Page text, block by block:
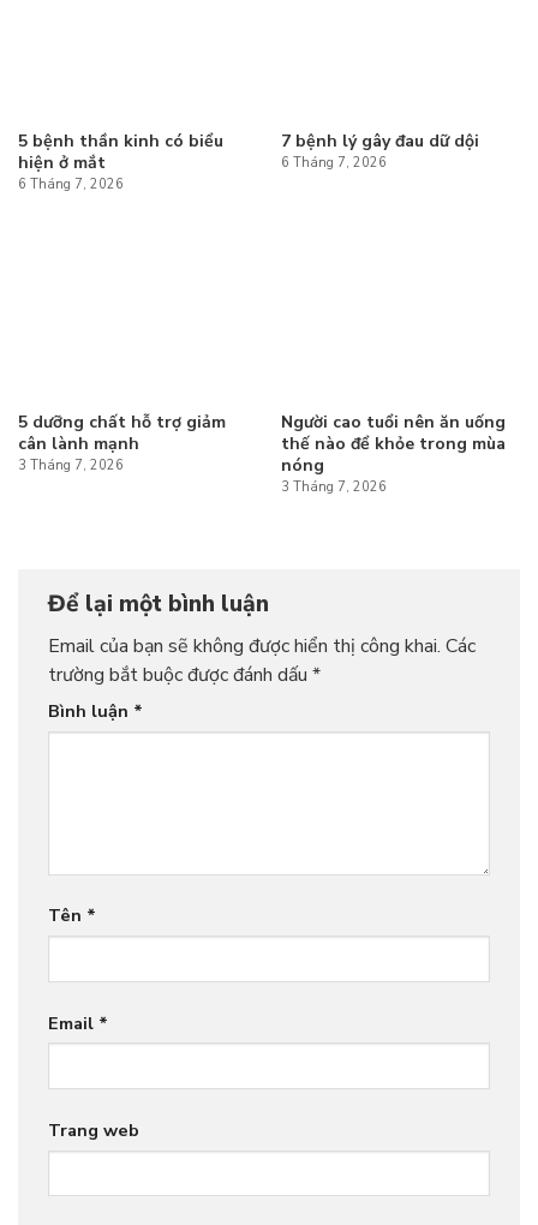
5 bệnh thần kinh có biểu
hiện ở mắt
6 Tháng 7, 2026
7 bệnh lý gây đau dữ dội
6 Tháng 7, 2026
5 dưỡng chất hỗ trợ giảm
cân lành mạnh
3 Tháng 7, 2026
Người cao tuổi nên ăn uống
thế nào để khỏe trong mùa
nóng
3 Tháng 7, 2026
Để lại một bình luận
Email của bạn sẽ không được hiển thị công khai. Các
trường bắt buộc được đánh dấu *
Bình luận *
Tên *
Email *
Trang web